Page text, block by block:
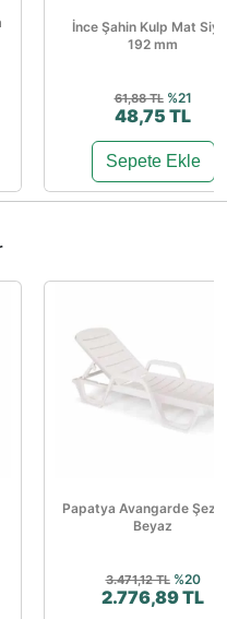
İnce Şahin Kulp Mat
192 mm
61,88 TL %21
48,75 TL
Sepete Ekle
Papatya Avangarde
Beyaz
3.471,12 TL %20
2.776,89 TL